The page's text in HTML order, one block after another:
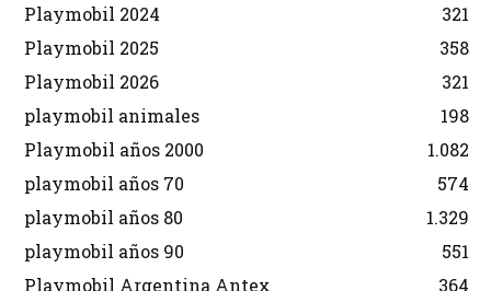
Playmobil 2024
321
Playmobil 2025
358
Playmobil 2026
321
playmobil animales
198
Playmobil años 2000
1.082
playmobil años 70
574
playmobil años 80
1.329
playmobil años 90
551
Playmobil Argentina Antex
364